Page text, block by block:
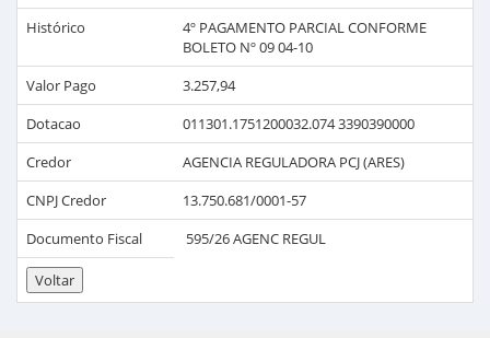
Histórico
4º PAGAMENTO PARCIAL CONFORME
BOLETO Nº 09 04-10
Valor Pago
3.257,94
Dotacao
011301.1751200032.074 3390390000
Credor
AGENCIA REGULADORA PCJ (ARES)
CNPJ Credor
13.750.681/0001-57
Documento Fiscal
595/26 AGENC REGUL